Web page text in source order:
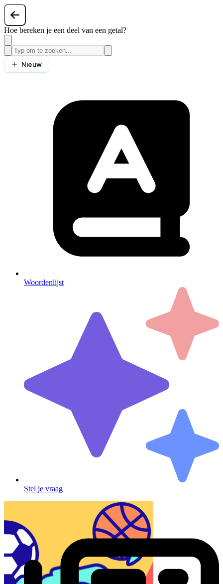
Hoe bereken je een deel van een getal?
Nieuw
Woordenlijst
Stel je vraag